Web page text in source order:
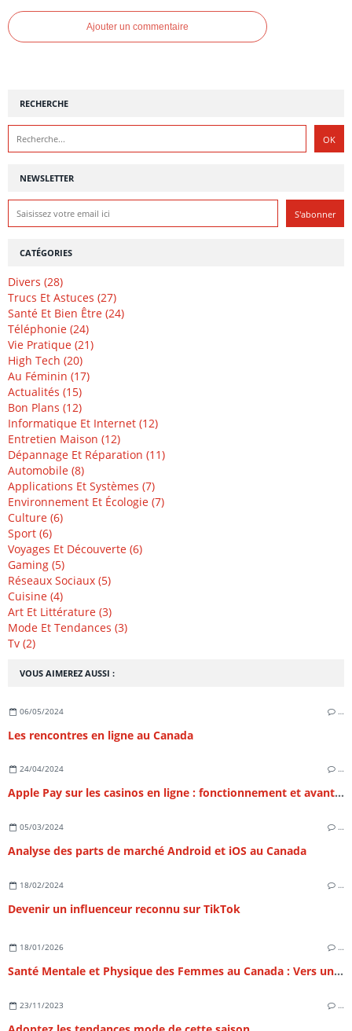
Ajouter un commentaire
NEWSLETTER
RECHERCHE
VOUS AIMEREZ AUSSI :
06/05/2024 …
Les rencontres en ligne au Canada
24/04/2024 …
Apple Pay sur les casinos en ligne : fonctionnement et avantages
05/03/2024 …
Analyse des parts de marché Android et iOS au Canada
18/02/2024 …
Devenir un influenceur reconnu sur TikTok
18/01/2026 …
Santé Mentale et Physique des Femmes au Canada : Vers un Équilibre Holistique au 21e Siècle
23/11/2023 …
CATÉGORIES
Divers (28)
Trucs Et Astuces (27)
Santé Et Bien Être (24)
Téléphonie (24)
Vie Pratique (21)
High Tech (20)
Au Féminin (17)
Actualités (15)
Bon Plans (12)
Informatique Et Internet (12)
Entretien Maison (12)
Dépannage Et Réparation (11)
Automobile (8)
Applications Et Systèmes (7)
Environnement Et Écologie (7)
Culture (6)
Sport (6)
Voyages Et Découverte (6)
Gaming (5)
Réseaux Sociaux (5)
Cuisine (4)
Art Et Littérature (3)
Mode Et Tendances (3)
Tv (2)